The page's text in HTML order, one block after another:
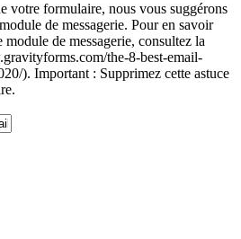
votre formulaire, nous vous suggérons
de messagerie. Pour en savoir
de messagerie, consultez la
the-8-best-email-
). Important : Supprimez cette astuce